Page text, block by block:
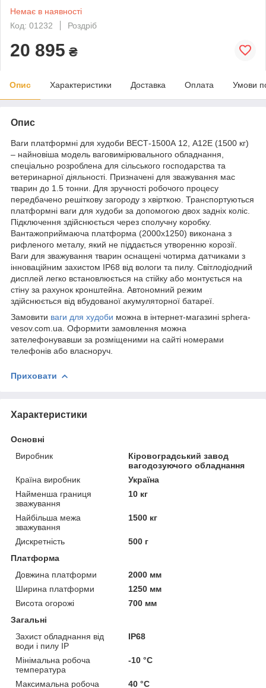
Немає в наявності
Код: 01232
Роздріб
20 895 ₴
Опис Характеристики Доставка Оплата Умови
Опис
Ваги платформні для худоби ВЕСТ-1500А 12, А12Е (1500 кг)
– найновіша модель ваговимірювального обладнання,
спеціально розроблена для сільського господарства та
ветеринарної діяльності. Призначені для зважування мас
тварин до 1.5 тонни. Для зручності робочого процесу
передбачено решіткову загороду з хвірткою. Транспортуються
платформні ваги для худоби за допомогою двох задніх коліс.
Підключення здійснюється через сполучну коробку.
Вантажоприймаюча платформа (2000х1250) виконана з
рифленого металу, який не піддається утворенню корозії.
Ваги для зважування тварин оснащені чотирма датчиками з
інноваційним захистом IP68 від вологи та пилу. Світлодіодний
дисплей легко встановлюється на стійку або монтується на
стіну за рахунок кронштейна. Автономний режим
здійснюється від вбудованої акумуляторної батареї.
Замовити ваги для худоби можна в інтернет-магазині sphera-
vesov.com.ua. Оформити замовлення можна
зателефонувавши за розміщеними на сайті номерами
телефонів або власноруч.
Приховати
Характеристики
Основні
Виробник
Кіровоградський завод
вагодозуючого обладнання
Країна виробник
Україна
Найменша границя
зважування
10 кг
Найбільша межа
зважування
1500 кг
Дискретність
500 г
Платформа
Довжина платформи
2000 мм
Ширина платформи
1250 мм
Висота огорожі
700 мм
Загальні
Захист обладнання від
води і пилу IP
IP68
Мінімальна робоча
температура
-10 °С
Максимальна робоча
40 °С